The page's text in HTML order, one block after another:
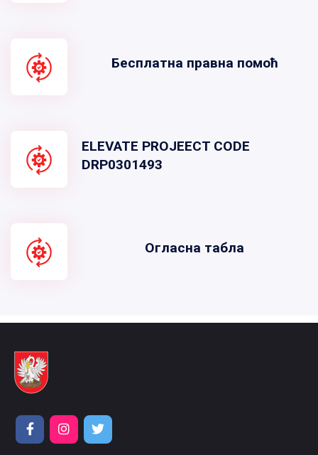
Бесплатна правна помоћ
ELEVATE PROJEECT CODE
DRP0301493
Огласна табла